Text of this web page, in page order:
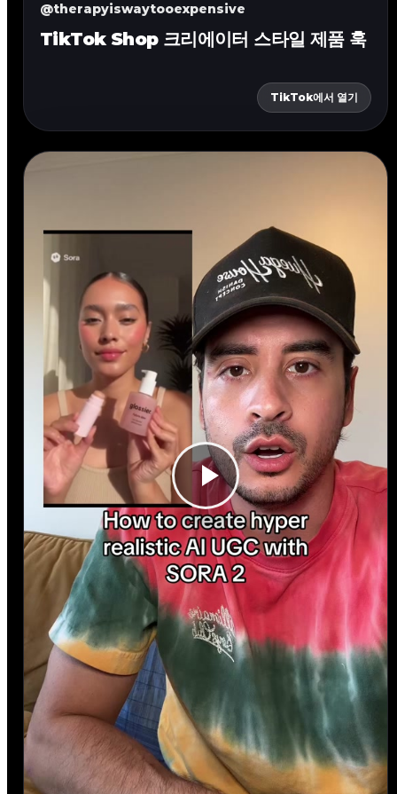
@therapyiswaytooexpensive
TikTok Shop 크리에이터 스타일 제품 훅
TikTok에서 열기